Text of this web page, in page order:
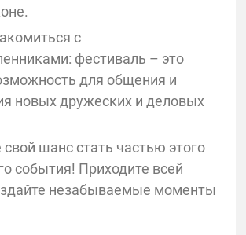
с
фестиваль – это
для общения и
новых дружеских и деловых
свой шанс стать частью этого
события! Приходите всей
незабываемые моменты